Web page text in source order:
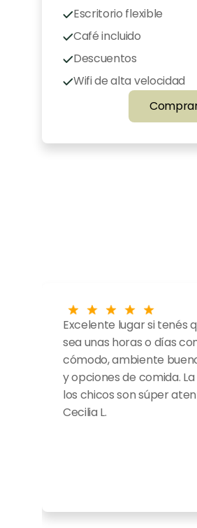
Escritorio flexible
Café incluido
Descuentos
exclusivos
Wifi de alta velocidad
Excelente lugar si tenés
sea unas horas o días
cómodo, ambiente
y opciones de comida.
los chicos son súper
Cecilia L.